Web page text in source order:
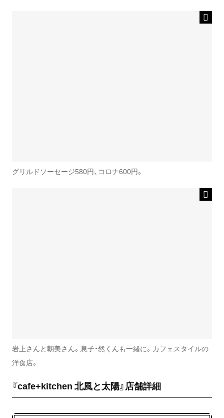
グリルドソーセージ580円、コロナ600円。
岩上さんと朝美さん。息子・然くんも一緒に。カフェスタイルの
洋食店。
『cafe+kitchen 北風と太陽』店舗詳細